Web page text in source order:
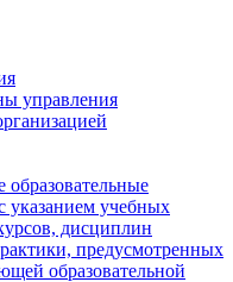
управления
образовательные
указанием учебных
дисциплин
предусмотренных
образовательной